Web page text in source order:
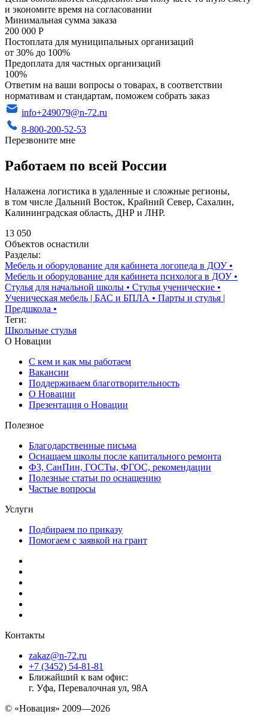
и экономите время на согласовании
Минимальная сумма заказа
200 000 Р
Постоплата для муниципальных организаций
от 30% до 100%
Предоплата для частных организаций
100%
Ответим на ваши вопросы о товарах, в соответствии
нормативам и стандартам, поможем собрать заказ
info+249079@n-72.ru
8-800-200-52-53
Перезвоните мне
Работаем по всей России
Налажена логистика в удаленные и сложные регионы,
в том числе Дальний Восток, Крайний Север, Сахалин,
Калининградская область, ДНР и ЛНР.
13 050
Объектов оснастили
Разделы:
Мебель и оборудование для кабинета логопеда в ДОУ•
Мебель и оборудование для кабинета психолога в ДОУ•
Стулья для начальной школы • Стулья ученические •
Ученическая мебель | БАС и БПЛА • Парты и стулья |
Предшкола •
Теги:
Школьные стулья
О Новации
С кем и как мы работаем
Вакансии
Поддерживаем благотворительность
О Новации
Презентация о Новации
Полезное
Благодарственные письма
Оснащаем школы после капитального ремонта
ФЗ, СанПин, ГОСТы, ФГОС, рекомендации
Полезные статьи по оснащению
Частые вопросы
Услуги
Подбираем по приказу
Помогаем с заявкой на грант
Контакты
zakaz@n-72.ru
+7 (3452) 54-81-81
Ближайший к вам офис:
г. Уфа, Перевалочная ул, 98А
© «Новация» 2009—2026